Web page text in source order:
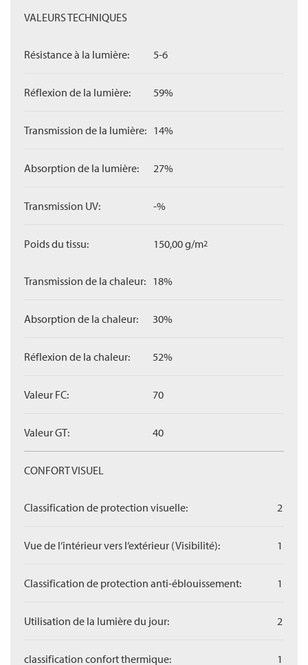
VALEURS TECHNIQUES
Résistance à la lumière: 5-6
Réflexion de la lumière: 59%
Transmission de la lumière: 14%
Absorption de la lumière: 27%
Transmission UV: -%
Poids du tissu: 150,00 g/m2
Transmission de la chaleur: 18%
Absorption de la chaleur: 30%
Réflexion de la chaleur: 52%
Valeur FC: 70
Valeur GT: 40
CONFORT VISUEL
Classification de protection visuelle: 2
Vue de l‘intérieur vers l‘extérieur (Visibilité): 1
Classification de protection anti-éblouissement: 1
Utilisation de la lumière du jour: 2
classification confort thermique: 1